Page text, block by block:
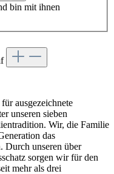
bin mit ihnen
ausgezeichnete
unseren sieben
Wir, die Familie
das
Durch unseren über
sorgen wir für den
mehr als drei